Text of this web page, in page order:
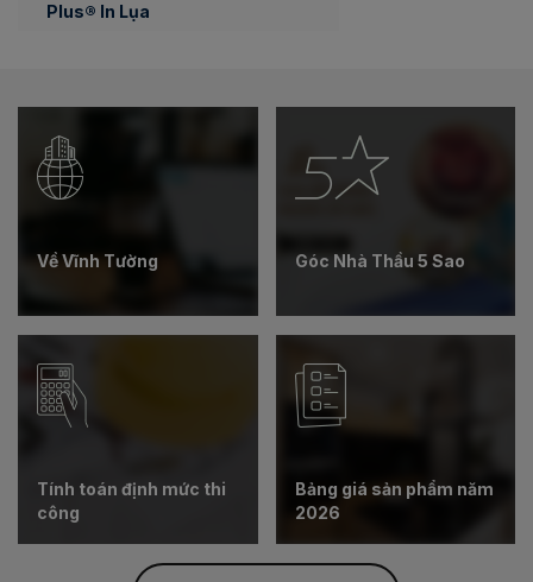
Plus® In Lụa
Về Vĩnh Tường Góc Nhà Thầu 5 Sao
Tính toán định mức thi
công
Bảng giá sản phẩm năm
2026